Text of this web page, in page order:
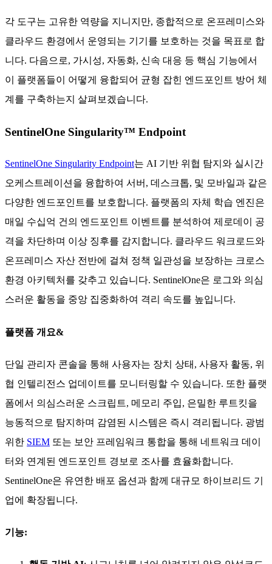
각 도구는 고유한 역량을 지니지만, 종합적으로 온프레미스와
클라우드 환경에서 운영되는 기기를 보호하는 것을 목표로 합
니다. 다음으로, 가시성, 자동화, 신속 대응 등 핵심 기능에서
이 플랫폼들이 어떻게 융합되어 균형 잡힌 엔드포인트 방어 체
계를 구축하는지 살펴보겠습니다.
SentinelOne Singularity™ Endpoint
SentinelOne Singularity Endpoint는 AI 기반 위협 탐지와 실시간
오케스트레이션을 융합하여 서버, 데스크톱, 및 모바일과 같은
다양한 엔드포인트를 보호합니다. 플랫폼의 자체 학습 엔진은
매일 수십억 건의 엔드포인트 이벤트를 분석하여 제로데이 공
격을 차단하며 이상 징후를 감지합니다. 클라우드 워크로드와
온프레미스 자산 전반에 걸쳐 정책 일관성을 보장하는 크로스
환경 아키텍처를 갖추고 있습니다. SentinelOne은 로그와 의심
스러운 활동을 중앙 집중화하여 격리 속도를 높입니다.
플랫폼 개요&
단일 관리자 콘솔을 통해 사용자는 장치 상태, 사용자 활동, 위
협 인텔리전스 업데이트를 모니터링할 수 있습니다. 또한 플랫
폼에서 의심스러운 스크립트, 메모리 주입, 은밀한 루트킷을
능동적으로 탐지하며 감염된 시스템은 즉시 격리됩니다. 광범
위한 SIEM 또는 보안 프레임워크 통합을 통해 네트워크 데이
터와 연계된 엔드포인트 경보로 조사를 효율화합니다.
SentinelOne은 유연한 배포 옵션과 함께 대규모 하이브리드 기
업에 확장됩니다.
기능: